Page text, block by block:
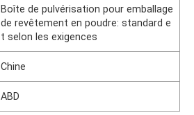
Boîte de pulvérisation pour emballage
de revêtement en poudre: standard e
t selon les exigences
Chine
ABD